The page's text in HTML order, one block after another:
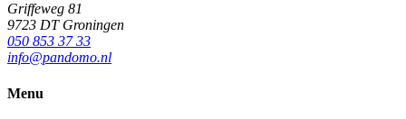
Griffeweg 81
9723 DT Groningen
050 853 37 33
info@pandomo.nl
Menu